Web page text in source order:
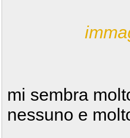
mi sembra
nessuno e